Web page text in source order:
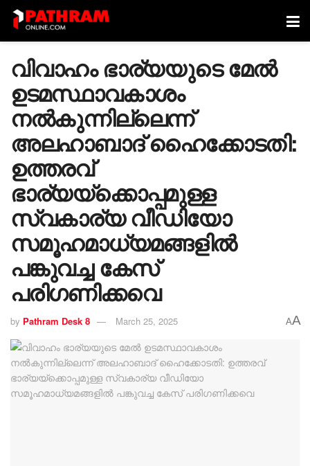
വിവാഹം ഭാര്യയുടെ മേൽ
ഉടമസ്ഥാവകാശം
നൽകുന്നില്ലെന്ന്
അലഹാബാദ് ഹൈക്കോടതി:
ഉത്തരവ്
ഭാര്യയ്‌ക്കൊപ്പമുള്ള
സ്വകാര്യ വീഡിയോ
സമൂഹമാധ്യമങ്ങളിൽ
പങ്കുവച്ച കേസ്
പരിഗണിക്കവെ
by Pathram Desk 8 March 25, 2025 AA